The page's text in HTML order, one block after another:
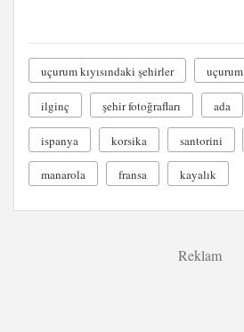
uçurum kıyısındaki şehirler uçurum
ilginç şehir fotoğrafları ada
ispanya korsika santorini
manarola fransa kayalık
Reklam